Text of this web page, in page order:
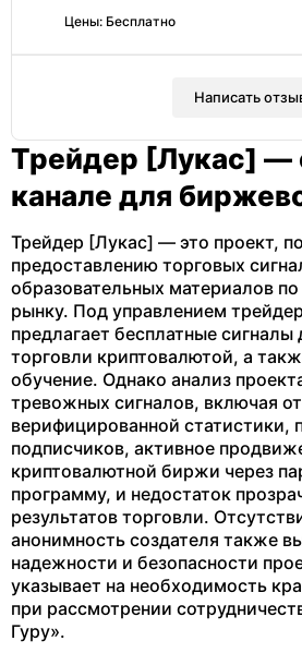
Цены: Бесплатно
Написать
Трейдер [Лукас] —
канале для
Трейдер [Лукас] — это проект,
предоставлению торговых
образовательных материалов
рынку. Под управлением
предлагает бесплатные
торговли криптовалютой, а
обучение. Однако анализ
тревожных сигналов, включая
верифицированной статистики,
подписчиков, активное
криптовалютной биржи через
программу, и недостаток
результатов торговли.
анонимность создателя также
надежности и безопасности
указывает на необходимость
при рассмотрении
Гуру».